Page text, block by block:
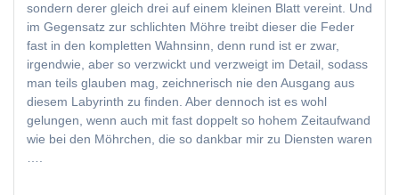
sondern derer gleich drei auf einem kleinen Blatt vereint. Und
im Gegensatz zur schlichten Möhre treibt dieser die Feder
fast in den kompletten Wahnsinn, denn rund ist er zwar,
irgendwie, aber so verzwickt und verzweigt im Detail, sodass
man teils glauben mag, zeichnerisch nie den Ausgang aus
diesem Labyrinth zu finden. Aber dennoch ist es wohl
gelungen, wenn auch mit fast doppelt so hohem Zeitaufwand
wie bei den Möhrchen, die so dankbar mir zu Diensten waren